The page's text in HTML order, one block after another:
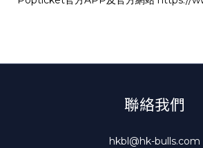
聯絡我們
hkbl@hk-bulls.com